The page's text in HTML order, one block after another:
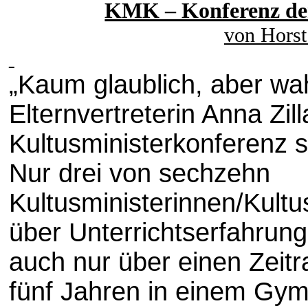
KMK – Konferenz
von
„Kaum glaublich, aber
Elternvertreterin Anna
Kultusministerkonferenz
Nur drei von sechzehn
Kultusministerinnen/
über
auch nur über einen
fünf Jahren in einem